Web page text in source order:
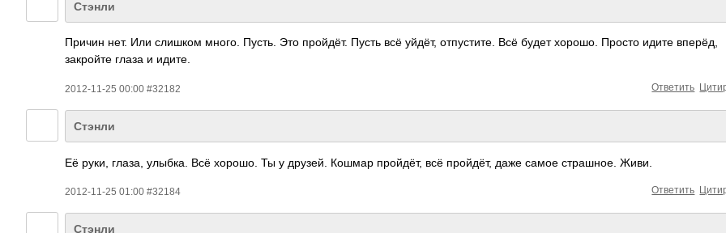
Стэнли
Причин нет. Или слишком много. Пусть. Это пройдёт. Пусть всё уйдёт, отпустите. Всё будет хорошо. Просто идите вперёд,
закройте глаза и идите.
2012-11-25 00:00 #32182 Ответить
Стэнли
Её руки, глаза, улыбка. Всё хорошо. Ты у друзей. Кошмар пройдёт, всё пройдёт, даже самое страшное. Живи.
2012-11-25 01:00 #32184 Ответить
Стэнли